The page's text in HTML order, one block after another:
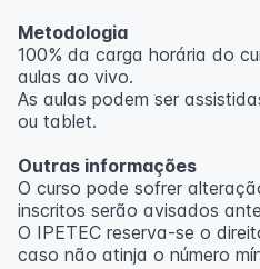
Metodologia
100% da carga horária do
aulas ao vivo.
As aulas podem ser
ou tablet.
Outras informações
O curso pode sofrer
inscritos serão avisados
O IPETEC reserva-se o
caso não atinja o número